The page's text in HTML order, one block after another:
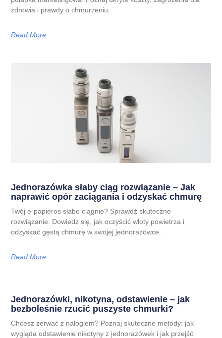
zdrowia i prawdy o chmurzeniu.
Read More
Jednorazówka słaby ciąg rozwiązanie – Jak
naprawić opór zaciągania i odzyskać chmurę
Twój e-papieros słabo ciągnie? Sprawdź skuteczne
rozwiązanie. Dowiedz się, jak oczyścić wloty powietrza i
odzyskać gęstą chmurę w swojej jednorazówce.
Read More
Jednorazówki, nikotyna, odstawienie – jak
bezboleśnie rzucić puszyste chmurki?
Chcesz zerwać z nałogiem? Poznaj skuteczne metody: jak
wygląda odstawienie nikotyny z jednorazówek i jak przejść